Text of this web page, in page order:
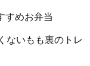
すめお弁当
ないもも裏のトレ